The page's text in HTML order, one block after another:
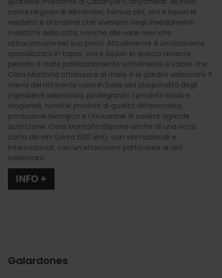
come negozio di alimentari, forniva olio, vini e liquori ai
residenti e ai marinai che vivevano negli insediamenti
marittimi della città, nonché alle varie navi che
attraccavano nel suo porto. Attualmente è un ristorante
specializzato in tapas, vini e liquori. In questo recente
periodo è stato particolarmente sottolineato il valore che
Casa Montaña attribuisce al mare e ai giardini valenciani. Il
menu del ristorante varia in base alla stagionalità degli
ingredienti selezionati, privilegiando i prodotti locali e
stagionali, nonché prodotti di qualità differenziata,
produzione biologica e l'inclusione di varietà agricole
autoctone. Casa Montaña dispone anche di una ricca
carta dei vini (circa 600 vini), con vini nazionali e
internazionali, con un'attenzione particolare ai vini
valenciani.
INFO +
Galardones